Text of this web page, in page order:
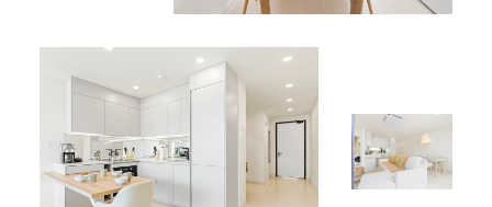
Avec ses intérieurs élégants, sa terrasse privée et ses
pour les familles, couples ou amis en quête d’une
escapade tranquille et raffinée.
Réservez votre séjour à l’Appartement B201 dès
aujourd’hui et vivez un séjour inoubliable dans ce havre
captivant à Simpson Bay.